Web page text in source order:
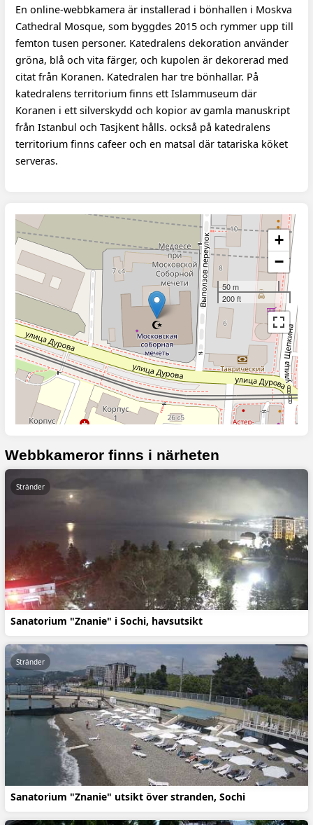
En online-webbkamera är installerad i bönhallen i Moskva
Cathedral Mosque, som byggdes 2015 och rymmer upp till
femton tusen personer. Katedralens dekoration använder
gröna, blå och vita färger, och kupolen är dekorerad med
citat från Koranen. Katedralen har tre bönhallar. På
katedralens territorium finns ett Islammuseum där
Koranen i ett silverskydd och kopior av gamla manuskript
från Istanbul och Tasjkent hålls. också på katedralens
territorium finns cafeer och en matsal där tatariska köket
serveras.
+
−
50 m
200 ft
Webbkameror finns i närheten
Sanatorium "Znanie" i Sochi, havsutsikt
Stränder
Sanatorium "Znanie" utsikt över stranden, Sochi
Stränder